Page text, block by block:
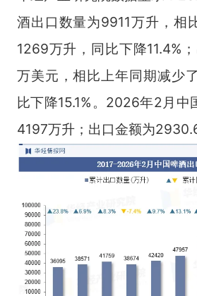
酒出口数量为9911万升，相
1269万升，同比下降11.4%
万美元，相比上年同期减少
比下降15.1%。2026年2月中
4197万升；出口金额为